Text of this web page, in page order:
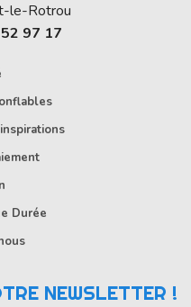
le-Rotrou
97 17
Durée
NEWSLETTER !